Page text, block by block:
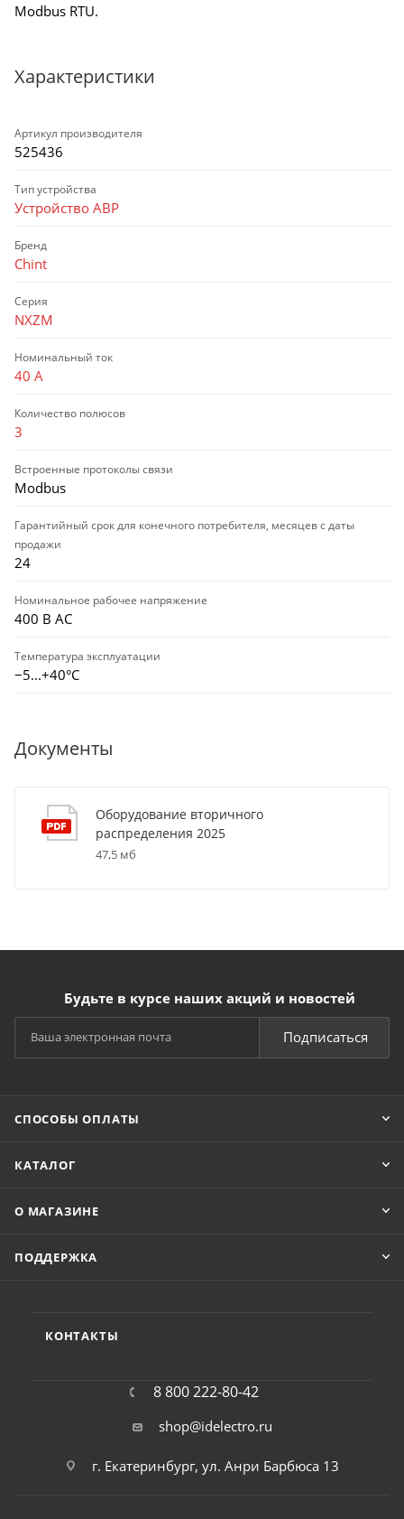
Modbus RTU.
Характеристики
Артикул производителя
525436
Тип устройства
Устройство АВР
Бренд
Chint
Серия
NXZM
Номинальный ток
40 А
Количество полюсов
3
Встроенные протоколы связи
Modbus
Гарантийный срок для конечного потребителя, месяцев с даты
продажи
24
Номинальное рабочее напряжение
400 В AC
Температура эксплуатации
−5...+40°C
Документы
Оборудование вторичного
распределения 2025
47,5 мб
Будьте в курсе наших акций и новостей
Подписаться
СПОСОБЫ ОПЛАТЫ
КАТАЛОГ
О МАГАЗИНЕ
ПОДДЕРЖКА
КОНТАКТЫ
8 800 222-80-42
shop@idelectro.ru
г. Екатеринбург, ул. Анри Барбюса 13